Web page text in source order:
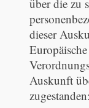
über die zu
dieser
Auskunft
zugestanden: